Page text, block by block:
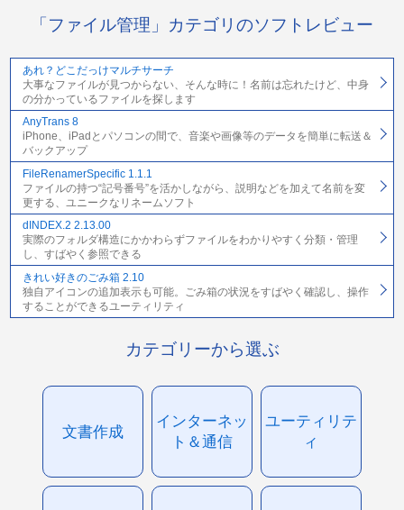
「ファイル管理」カテゴリのソフトレビュー
あれ？どこだっけマルチサーチ
大事なファイルが見つからない、そんな時に！名前は忘れたけど、中身
の分かっているファイルを探します
AnyTrans 8
iPhone、iPadとパソコンの間で、音楽や画像等のデータを簡単に転送＆
バックアップ
FileRenamerSpecific 1.1.1
ファイルの持つ“記号番号”を活かしながら、説明などを加えて名前を変
更する、ユニークなリネームソフト
dINDEX.2 2.13.00
実際のフォルダ構造にかかわらずファイルをわかりやすく分類・管理
し、すばやく参照できる
きれい好きのごみ箱 2.10
独自アイコンの追加表示も可能。ごみ箱の状況をすばやく確認し、操作
することができるユーティリティ
カテゴリーから選ぶ
文書作成
インターネッ
ト＆通信
ユーティリテ
ィ